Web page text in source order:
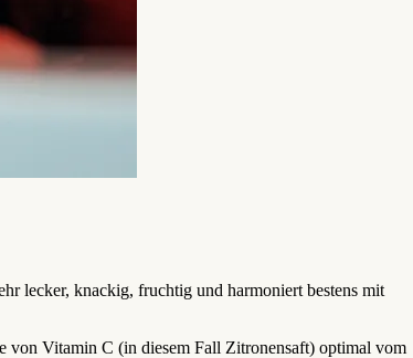
lecker, knackig, fruchtig und harmoniert bestens mit
von Vitamin C (in diesem Fall Zitronensaft) optimal vom